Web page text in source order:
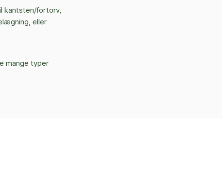
kantsten/fortorv,
eller
mange typer